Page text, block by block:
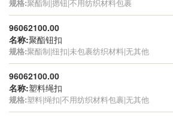
规格:聚酯制|摁钮|不用纺织材料包裹
96062100.00
名称:聚酯钮扣
规格:聚酯制|纽扣|未包裹纺织材料|无其他
96062100.00
名称:塑料绳扣
规格:塑料|绳扣|不用纺织材料包裹|无其他